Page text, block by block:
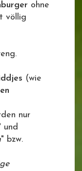
ohne
völlig
(wie
nur
und
" bzw.